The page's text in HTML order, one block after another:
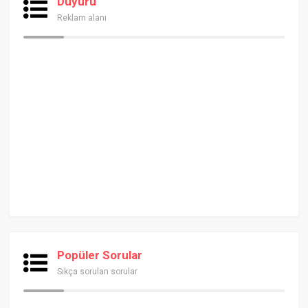
Reklam alanı
Popüler Sorular
Sıkça sorulan sorular